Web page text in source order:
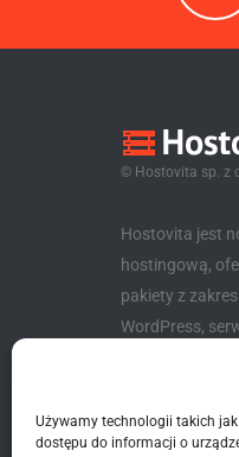
Używamy technologii takich
dostępu do informacji o
© Hostovita sp. z
Hostovita jest
hostingową,
pakiety z
WordPress,
Hostovita sp. z